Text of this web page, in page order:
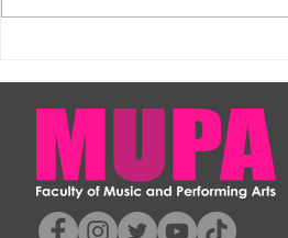
เก่าทุกรุ่น ทุกยุค ร่วมงาน BUU
ALUMNI CONCERT 2026
คอนเสิร์ตการกุศล คืนสู่เหย้า
ศิษย์เก่าเทา-ทอง